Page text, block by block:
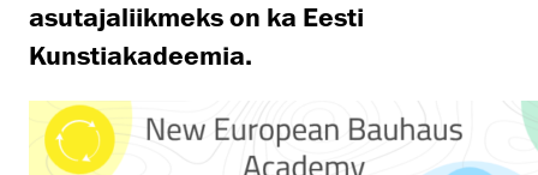
asutajaliikmeks on ka Eesti
Kunstiakadeemia.